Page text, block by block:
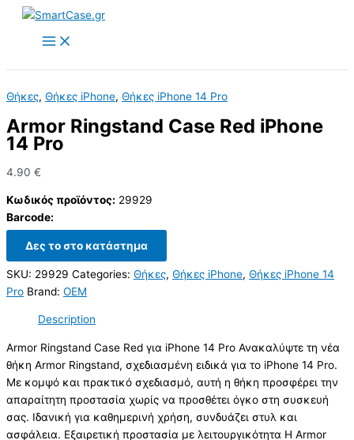
Skip
content
Θήκες, Θήκες iPhone, Θήκες iPhone 14 Pro
Armor Ringstand Case Red iPhone
14 Pro
4.90 €
Κωδικός προϊόντος: 29929
Barcode:
Δες το στο κατάστημα
SKU: 29929 Categories: Θήκες, Θήκες iPhone, Θήκες iPhone 14
Pro Brand: OEM
Description
Armor Ringstand Case Red για iPhone 14 Pro Ανακαλύψτε τη νέα
θήκη Armor Ringstand, σχεδιασμένη ειδικά για το iPhone 14 Pro.
Με κομψό και πρακτικό σχεδιασμό, αυτή η θήκη προσφέρει την
απαραίτητη προστασία χωρίς να προσθέτει όγκο στη συσκευή
σας. Ιδανική για καθημερινή χρήση, συνδυάζει στυλ και
ασφάλεια. Εξαιρετική προστασία με λειτουργικότητα Η Armor